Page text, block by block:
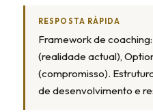
RESPOSTA RÁPIDA
Framework de
(realidade actual),
(compromisso).
de desenvolvimento e